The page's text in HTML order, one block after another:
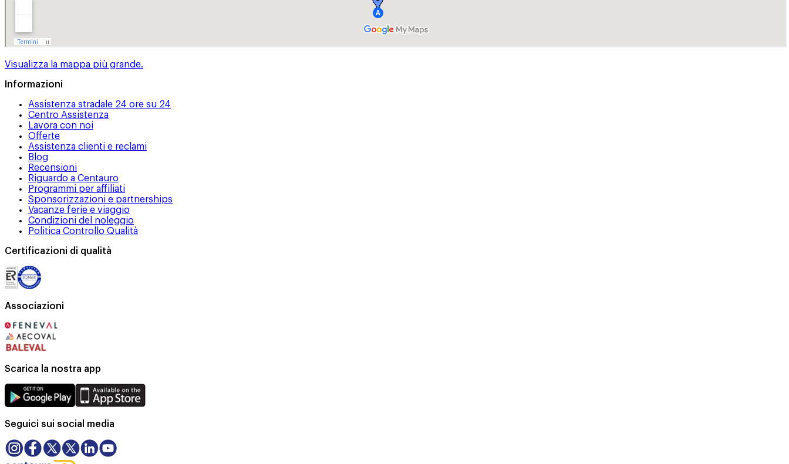
Visualizza la mappa più grande.
Informazioni
Assistenza stradale 24 ore su 24
Centro Assistenza
Lavora con noi
Offerte
Assistenza clienti e reclami
Blog
Recensioni
Riguardo a Centauro
Programmi per affiliati
Sponsorizzazioni e partnerships
Vacanze ferie e viaggio
Condizioni del noleggio
Politica Controllo Qualità
Certificazioni di qualità
Associazioni
Scarica la nostra app
Seguici sui social media